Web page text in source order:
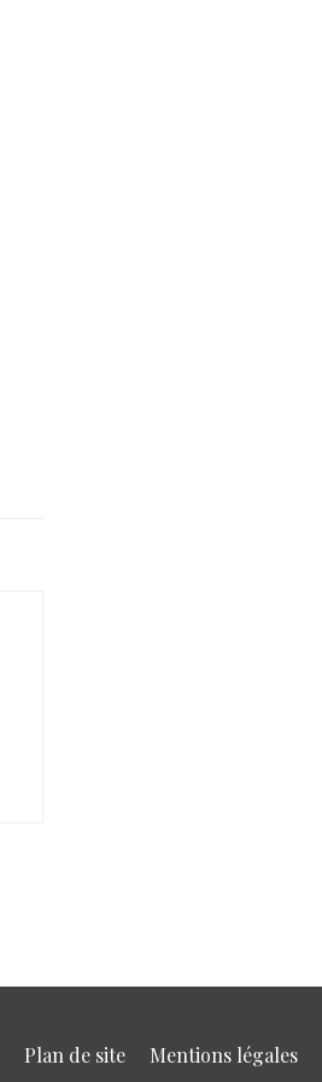
Plan de site Mentions légales